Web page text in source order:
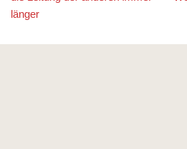
länger